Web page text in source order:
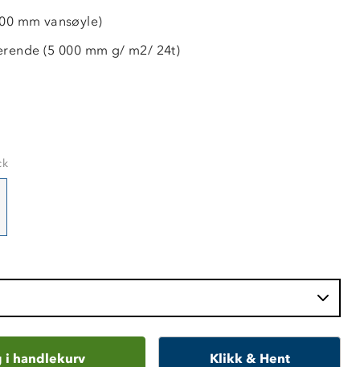
mm vansøyle)
(5 000 mm g/ m2/ 24t)
i handlekurv Klikk & Hent